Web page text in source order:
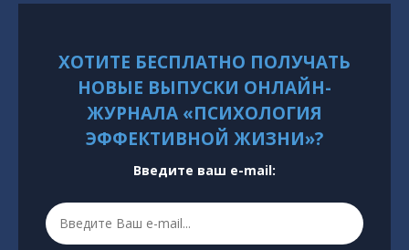
ХОТИТЕ БЕСПЛАТНО ПОЛУЧАТЬ
НОВЫЕ ВЫПУСКИ ОНЛАЙН-
ЖУРНАЛА «ПСИХОЛОГИЯ
ЭФФЕКТИВНОЙ ЖИЗНИ»?
Введите ваш e-mail: